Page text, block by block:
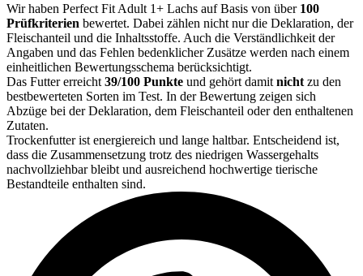
Wir haben Perfect Fit Adult 1+ Lachs auf Basis von über 100
Prüfkriterien bewertet. Dabei zählen nicht nur die Deklaration, der
Fleischanteil und die Inhaltsstoffe. Auch die Verständlichkeit der
Angaben und das Fehlen bedenklicher Zusätze werden nach einem
einheitlichen Bewertungsschema berücksichtigt.
Das Futter erreicht 39/100 Punkte und gehört damit nicht zu den
bestbewerteten Sorten im Test. In der Bewertung zeigen sich
Abzüge bei der Deklaration, dem Fleischanteil oder den enthaltenen
Zutaten.
Trockenfutter ist energiereich und lange haltbar. Entscheidend ist,
dass die Zusammensetzung trotz des niedrigen Wassergehalts
nachvollziehbar bleibt und ausreichend hochwertige tierische
Bestandteile enthalten sind.